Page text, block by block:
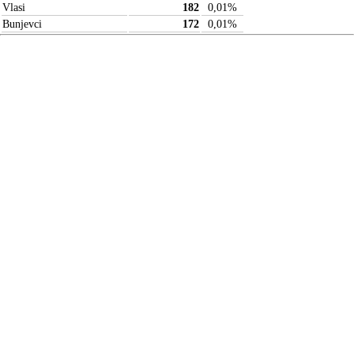
Vlasi
182 0,01 %
Bunjevci
172 0,01 %